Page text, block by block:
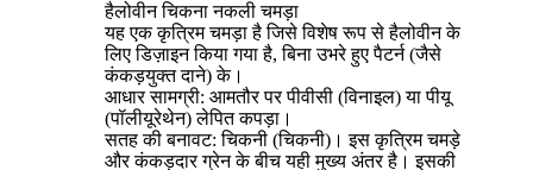
हैलोवीन चिकना नकली चमड़ा
यह एक कृत्रिम चमड़ा है जिसे विशेष रूप से हैलोवीन के
लिए डिज़ाइन किया गया है, बिना उभरे हुए पैटर्न (जैसे
कंकड़युक्त दाने) के।
आधार सामग्री: आमतौर पर पीवीसी (विनाइल) या पीयू
(पॉलीयूरेथेन) लेपित कपड़ा।
सतह की बनावट: चिकनी (चिकनी)। इस कृत्रिम चमड़े
और कंकड़दार ग्रेन के बीच यही मुख्य अंतर है। इसकी